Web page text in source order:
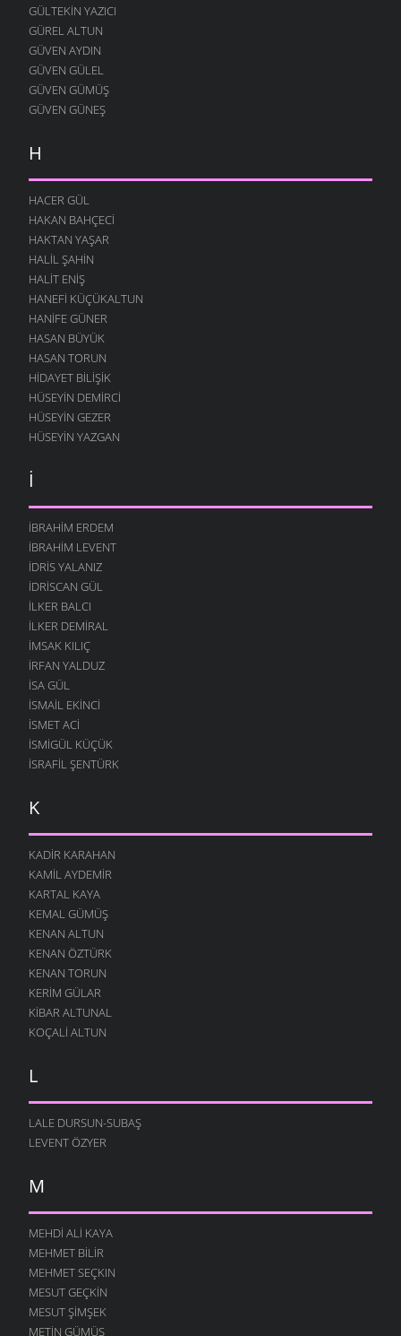
GÜLTEKIN YAZICI
GÜREL ALTUN
GÜVEN AYDIN
GÜVEN GÜLEL
GÜVEN GÜMÜŞ
GÜVEN GÜNEŞ
H
HACER GÜL
HAKAN BAHÇECI
HAKTAN YAŞAR
HALIL ŞAHIN
HALIT ENIŞ
HANEFI KÜÇÜKALTUN
HANIFE GÜNER
HASAN BÜYÜK
HASAN TORUN
HIDAYET BILIŞIK
HÜSEYIN DEMIRCI
HÜSEYIN GEZER
HÜSEYIN YAZGAN
İ
İBRAHIM ERDEM
İBRAHIM LEVENT
İDRIS YALANIZ
IDRISCAN GÜL
İLKER BALCI
İLKER DEMIRAL
İMSAK KILIÇ
İRFAN YALDUZ
ISA GÜL
ISMAIL EKINCI
İSMET ACI
İSMIGÜL KÜÇÜK
İSRAFIL ŞENTÜRK
K
KADIR KARAHAN
KAMIL AYDEMIR
KARTAL KAYA
KEMAL GÜMÜŞ
KENAN ALTUN
KENAN ÖZTÜRK
KENAN TORUN
KERIM GÜLAR
KIBAR ALTUNAL
KOÇALI ALTUN
L
LALE DURSUN-SUBAŞ
LEVENT ÖZYER
M
MEHDI ALI KAYA
MEHMET BILIR
MEHMET SEÇKIN
MESUT GEÇKIN
MESUT ŞIMŞEK
METIN GÜMÜŞ